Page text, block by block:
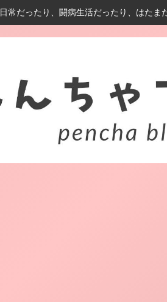
日常だったり、闘病生活だったり、はたま